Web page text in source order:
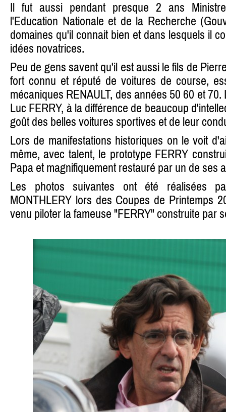
Il fut aussi pendant presque 2 ans
l'Education Nationale et de la Recherche
domaines qu'il connait bien et dans lesquels il
idées novatrices.
Peu de gens savent qu'il est aussi le fils de
fort connu et réputé de voitures de course,
mécaniques RENAULT, des années 50 60 et
Luc FERRY, à la différence de beaucoup
goût des belles voitures sportives et de leur
Lors de manifestations historiques on le voit
même, avec talent, le prototype FERRY
Papa et magnifiquement restauré par un de ses
Les photos suivantes ont été réalisées
MONTHLERY lors des Coupes de Printemps
venu piloter la fameuse "FERRY" construite par